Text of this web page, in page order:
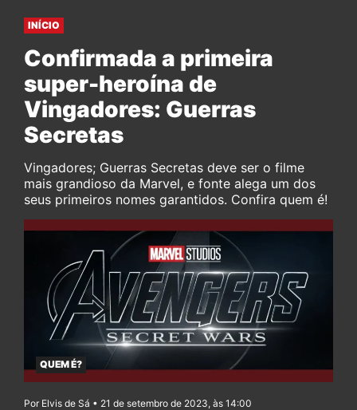
INÍCIO
Confirmada a primeira
super-heroína de
Vingadores: Guerras
Secretas
Vingadores; Guerras Secretas deve ser o filme
mais grandioso da Marvel, e fonte alega um dos
seus primeiros nomes garantidos. Confira quem é!
QUEM É?
Por Elvis de Sá • 21 de setembro de 2023, às 14:00